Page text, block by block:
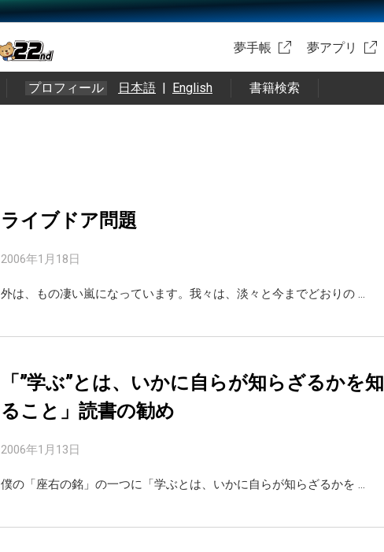
夢手帳 夢アプリ
プロフィール 日本語 | English 書籍検索
ライブドア問題
2006年1月18日
外は、もの凄い嵐になっています。我々は、淡々と今までどおりの …
「”学ぶ”とは、いかに自らが知らざるかを知
ること」読書の勧め
2006年1月13日
僕の「座右の銘」の一つに「学ぶとは、いかに自らが知らざるかを …